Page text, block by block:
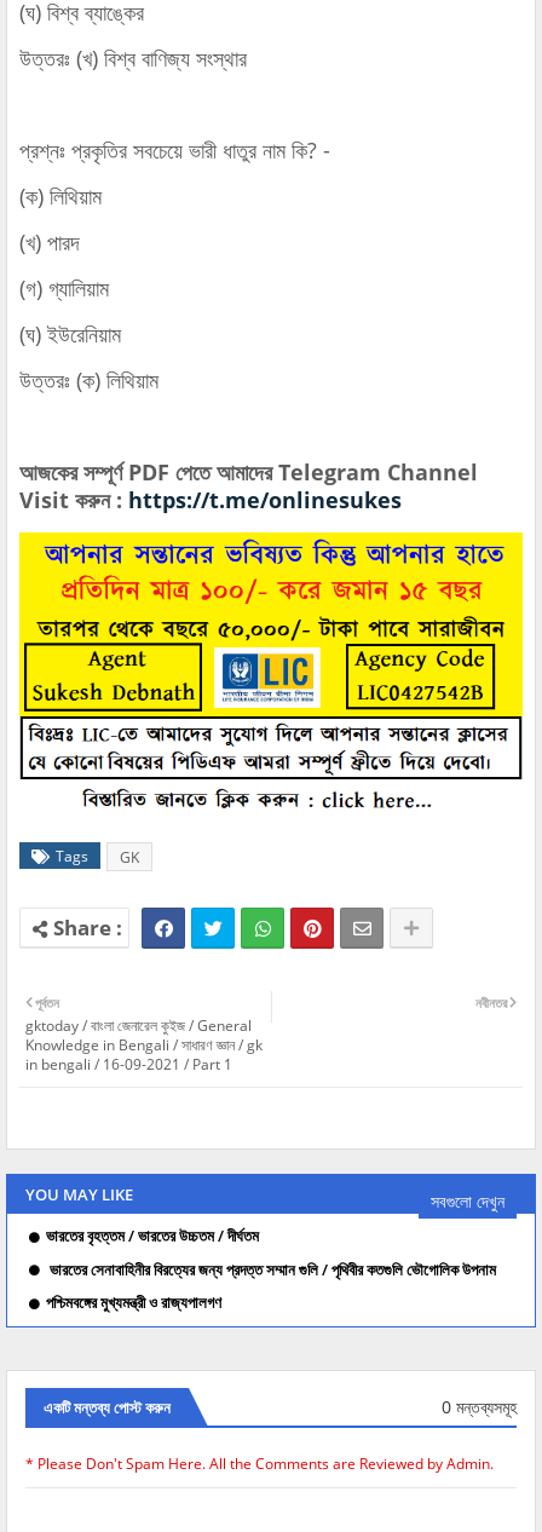
(ঘ) বিশ্ব ব্যাঙ্কের
উত্তরঃ (খ) বিশ্ব বাণিজ্য সংস্থার
প্রশ্নঃ প্রকৃতির সবচেয়ে ভারী ধাতুর নাম কি? -
(ক) লিথিয়াম
(খ) পারদ
(গ) গ্যালিয়াম
(ঘ) ইউরেনিয়াম
উত্তরঃ (ক) লিথিয়াম
আজকের সম্পূর্ণ PDF পেতে আমাদের Telegram Channel
Visit করুন : https://t.me/onlinesukes
Tags GK
নবীনতর
পূর্বতন
gktoday / বাংলা জেনারেল কুইজ / General
Knowledge in Bengali / সাধারণ জ্ঞান / gk
in bengali / 16-09-2021 / Part 1
YOU MAY LIKE সবগুলো দেখুন
ভারতের বৃহত্তম / ভারতের উচ্চতম / দীর্ঘতম
ভারতের সেনাবাহিনীর বিরত্যের জন্য প্রদত্ত সম্মান গুলি / পৃথিবীর কতগুলি ভৌগোলিক উপনাম
পশ্চিমবঙ্গের মুখ্যমন্ত্রী ও রাজ্যপালগণ
একটি মন্তব্য পোস্ট করুন 0 মন্তব্যসমূহ
* Please Don't Spam Here. All the Comments are Reviewed by Admin.